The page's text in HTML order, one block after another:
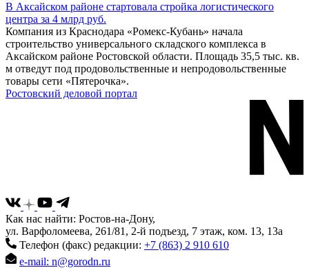
В Аксайском районе стартовала стройка логистического
центра за 4 млрд руб.
Компания из Краснодара «Ромекс-Кубань» начала
строительство универсального складского комплекса в
Аксайском районе Ростовской области. Площадь 35,5 тыс. кв.
м отведут под продовольственные и непродовольственные
товары сети «Пятерочка».
Ростовский деловой портал
Как нас найти: Ростов-на-Дону,
ул. Варфоломеева, 261/81, 2-й подъезд, 7 этаж, ком. 13, 13а
Телефон (факс) редакции: +7 (863) 2 910 610
e-mail: n@gorodn.ru